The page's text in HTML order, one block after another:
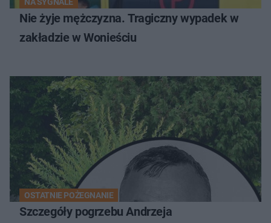
Nie żyje mężczyzna. Tragiczny wypadek w
zakładzie w Wonieściu
OSTATNIE POŻEGNANIE
Szczegóły pogrzebu Andrzeja